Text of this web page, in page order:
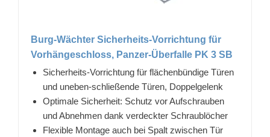
Burg-Wächter Sicherheits-Vorrichtung für
Vorhängeschloss, Panzer-Überfalle PK 3 SB
Sicherheits-Vorrichtung für flächenbündige Türen
und uneben-schließende Türen, Doppelgelenk
Optimale Sicherheit: Schutz vor Aufschrauben
und Abnehmen dank verdeckter Schraublöcher
Flexible Montage auch bei Spalt zwischen Tür